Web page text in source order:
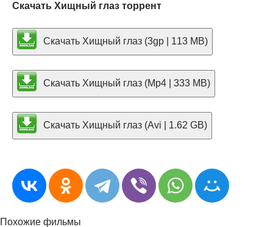
Скачать Хищный глаз торрент
Скачать Хищный глаз (3gp | 113 MB)
Скачать Хищный глаз (Mp4 | 333 MB)
Скачать Хищный глаз (Avi | 1.62 GB)
Похожие фильмы